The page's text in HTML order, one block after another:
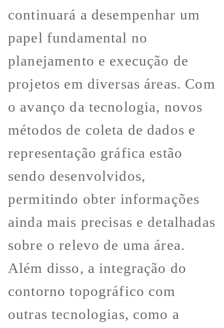
continuará a desempenhar um
papel fundamental no
planejamento e execução de
projetos em diversas áreas. Com
o avanço da tecnologia, novos
métodos de coleta de dados e
representação gráfica estão
sendo desenvolvidos,
permitindo obter informações
ainda mais precisas e detalhadas
sobre o relevo de uma área.
Além disso, a integração do
contorno topográfico com
outras tecnologias, como a